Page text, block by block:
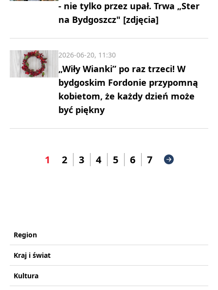
- nie tylko przez upał. Trwa „Ster
na Bydgoszcz" [zdjęcia]
„Wiły Wianki” po raz trzeci! W
bydgoskim Fordonie przypomną
kobietom, że każdy dzień może
być piękny
2026-06-20, 11:30
1 2 3 4 5 6 7
Region
Kraj i świat
Kultura